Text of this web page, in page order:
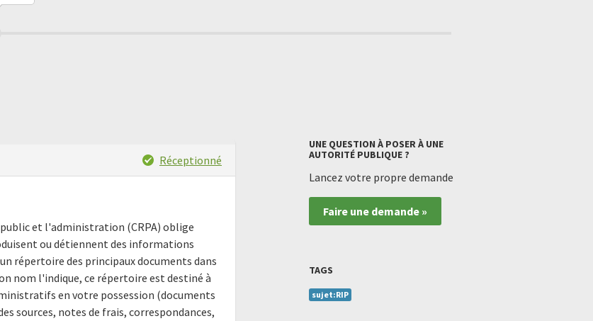
Réceptionné
et l'administration (CRPA) oblige
ou détiennent des informations
répertoire des principaux documents dans
nom l'indique, ce répertoire est destiné à
en votre possession (documents
sources, notes de frais, correspondances,
UNE QUESTION À POSER À UNE
AUTORITÉ PUBLIQUE ?
Lancez votre propre demande
Faire une demande »
TAGS
sujet:RIP